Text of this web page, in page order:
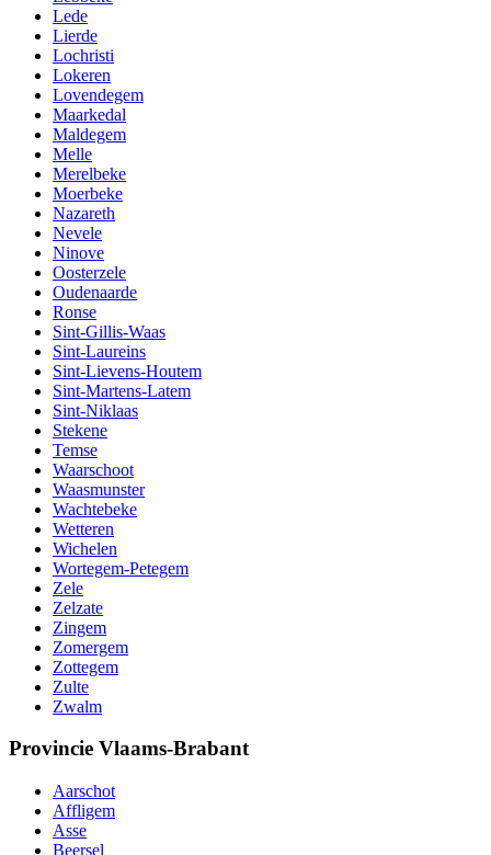
Lede
Lierde
Lochristi
Lokeren
Lovendegem
Maarkedal
Maldegem
Melle
Merelbeke
Moerbeke
Nazareth
Nevele
Ninove
Oosterzele
Oudenaarde
Ronse
Sint-Gillis-Waas
Sint-Laureins
Sint-Lievens-Houtem
Sint-Martens-Latem
Sint-Niklaas
Stekene
Temse
Waarschoot
Waasmunster
Wachtebeke
Wetteren
Wichelen
Wortegem-Petegem
Zele
Zelzate
Zingem
Zomergem
Zottegem
Zulte
Zwalm
Provincie Vlaams-Brabant
Aarschot
Affligem
Asse
Beersel